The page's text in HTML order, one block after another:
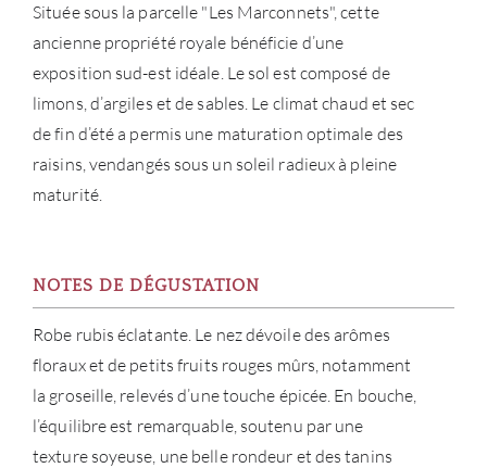
Située sous la parcelle "Les Marconnets", cette
ancienne propriété royale bénéficie d’une
exposition sud-est idéale. Le sol est composé de
limons, d’argiles et de sables. Le climat chaud et sec
de fin d’été a permis une maturation optimale des
raisins, vendangés sous un soleil radieux à pleine
maturité.
NOTES DE DÉGUSTATION
Robe rubis éclatante. Le nez dévoile des arômes
floraux et de petits fruits rouges mûrs, notamment
la groseille, relevés d’une touche épicée. En bouche,
l’équilibre est remarquable, soutenu par une
texture soyeuse, une belle rondeur et des tanins